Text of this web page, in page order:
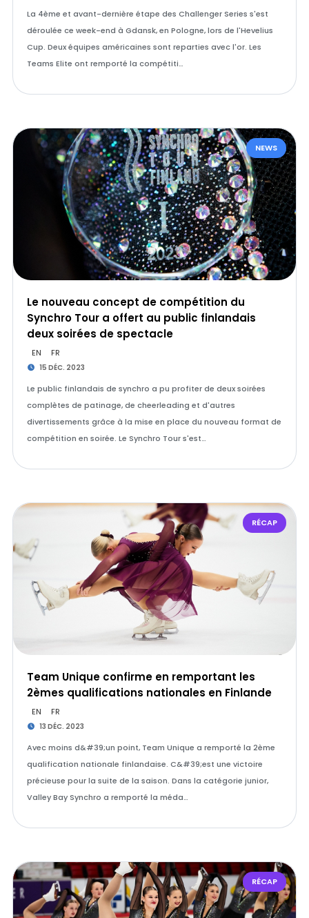
La 4ème et avant-dernière étape des Challenger Series s'est
déroulée ce week-end à Gdansk, en Pologne, lors de l'Hevelius
Cup. Deux équipes américaines sont reparties avec l'or. Les
Teams Elite ont remporté la compétiti…
NEWS
Le nouveau concept de compétition du
Synchro Tour a offert au public finlandais
deux soirées de spectacle
EN FR
15 DÉC. 2023
Le public finlandais de synchro a pu profiter de deux soirées
complètes de patinage, de cheerleading et d'autres
divertissements grâce à la mise en place du nouveau format de
compétition en soirée. Le Synchro Tour s'est…
RÉCAP
Team Unique confirme en remportant les
2èmes qualifications nationales en Finlande
EN FR
13 DÉC. 2023
Avec moins d&#39;un point, Team Unique a remporté la 2ème
qualification nationale finlandaise. C&#39;est une victoire
précieuse pour la suite de la saison. Dans la catégorie junior,
Valley Bay Synchro a remporté la méda…
RÉCAP